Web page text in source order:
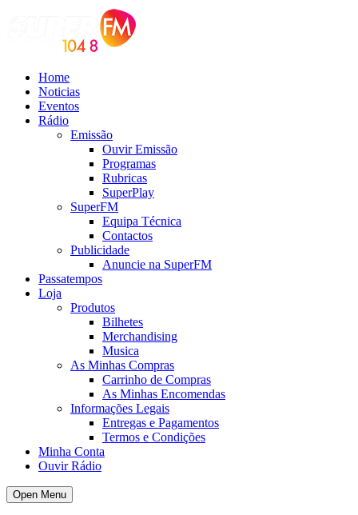
Home
Noticias
Eventos
Rádio
Emissão
Ouvir Emissão
Programas
Rubricas
SuperPlay
SuperFM
Equipa Técnica
Contactos
Publicidade
Anuncie na SuperFM
Passatempos
Loja
Produtos
Bilhetes
Merchandising
Musica
As Minhas Compras
Carrinho de Compras
As Minhas Encomendas
Informações Legais
Entregas e Pagamentos
Termos e Condições
Minha Conta
Ouvir Rádio
Open Menu